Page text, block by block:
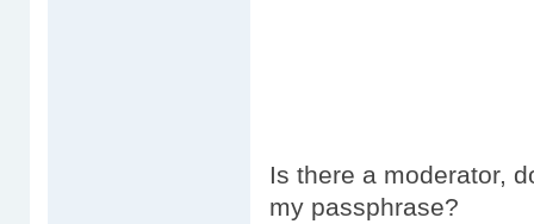
Is there a moderator,
my passphrase?